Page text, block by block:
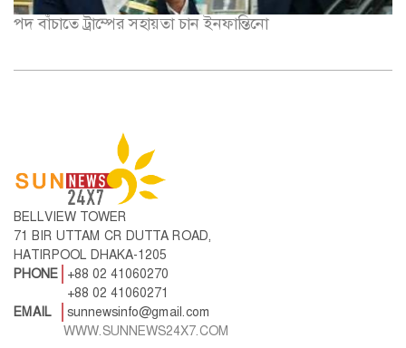
পদ বাঁচাতে ট্রাম্পের সহায়তা চান ইনফান্তিনো
BELLVIEW TOWER
71 BIR UTTAM CR DUTTA ROAD,
HATIRPOOL DHAKA-1205
PHONE
+88 02 41060270
+88 02 41060271
EMAIL
sunnewsinfo@gmail.com
WWW.SUNNEWS24X7.COM